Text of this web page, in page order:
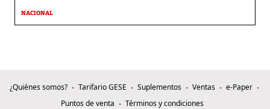
NACIONAL
¿Quiénes somos? Tarifario GESE Suplementos Ventas
e-Paper
Puntos de venta
Términos y condiciones